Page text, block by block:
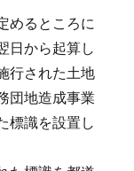
めるところに
日から起算し
行された土地
団地造成事業
標識を設置し